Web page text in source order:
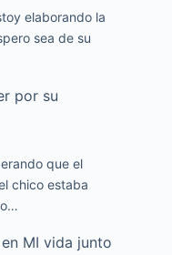
elaborando la
sea de su
por su
que el
chico estaba
en MI vida junto